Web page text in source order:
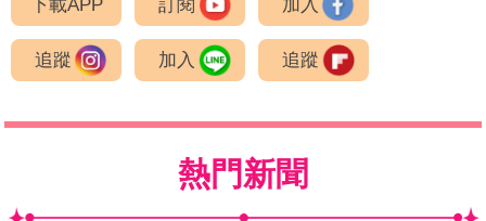
下載APP 訂閱 加入
追蹤 加入 追蹤
熱門新聞